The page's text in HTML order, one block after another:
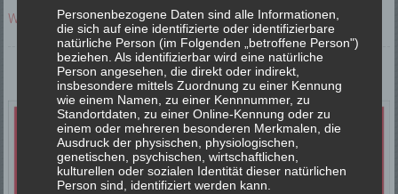
WeiterlesenPersonenbezogene Daten sind alle Informationen,
die sich auf eine identifizierte oder identifizierbare
natürliche Person (im Folgenden „betroffene Person")
beziehen. Als identifizierbar wird eine natürliche
Person angesehen, die direkt oder indirekt,
insbesondere mittels Zuordnung zu einer Kennung
wie einem Namen, zu einer Kennnummer, zu
Standortdaten, zu einer Online-Kennung oder zu
einem oder mehreren besonderen Merkmalen, die
Ausdruck der physischen, physiologischen,
genetischen, psychischen, wirtschaftlichen,
kulturellen oder sozialen Identität dieser natürlichen
Person sind, identifiziert werden kann.